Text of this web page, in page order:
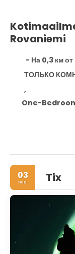
Rovaniemi
- На 0,3 км от
ТОЛЬКО
,
One-
03
янв. Tix